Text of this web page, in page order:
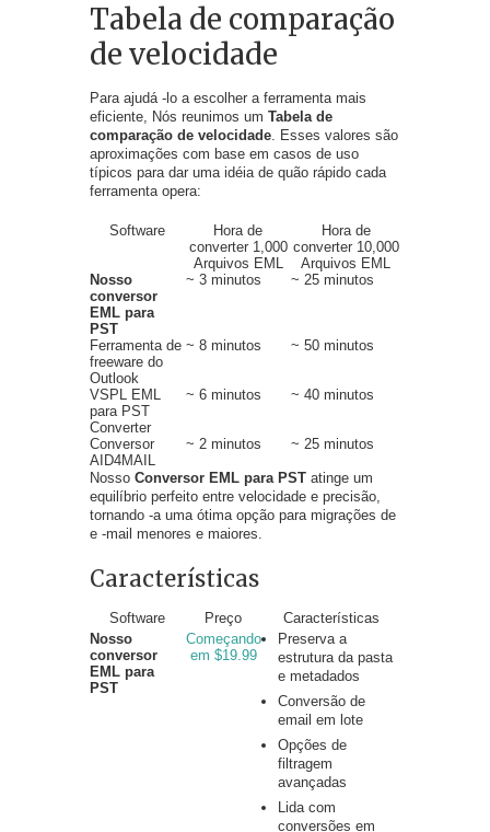
Tabela de comparação
de velocidade
Para ajudá -lo a escolher a ferramenta mais
eficiente, Nós reunimos um Tabela de
comparação de velocidade. Esses valores são
aproximações com base em casos de uso
típicos para dar uma idéia de quão rápido cada
ferramenta opera:
Software
Hora de
converter 1,000
Arquivos EML
Hora de
converter 10,000
Arquivos EML
Nosso
conversor
EML para
PST
~ 3 minutos ~ 25 minutos
Ferramenta de
freeware do
Outlook
~ 8 minutos ~ 50 minutos
VSPL EML
para PST
Converter
~ 6 minutos ~ 40 minutos
Conversor
AID4MAIL
~ 2 minutos ~ 25 minutos
Nosso Conversor EML para PSTatinge um
equilíbrio perfeito entre velocidade e precisão,
tornando -a uma ótima opção para migrações de
e -mail menores e maiores.
Características
Software Preço
Características
Nosso
conversor
EML para
PST
Começando
em $19.99
Preserva a
estrutura da pasta
e metadados
Conversão de
email em lote
Opções de
filtragem
avançadas
Lida com
conversões em